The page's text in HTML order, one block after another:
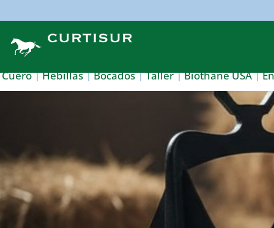
Cuero Hebillas Bocados Taller Biothane USA